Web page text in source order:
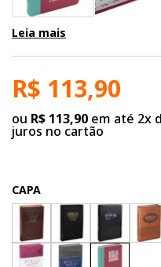
Leia mais
R$ 113,90
ou R$ 113,90 em até 2x
juros no cartão
CAPA